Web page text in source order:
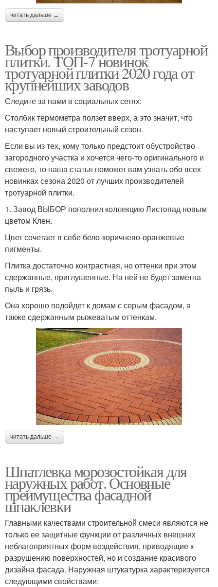
читать дальше →
Выбор производителя тротуарной
плитки. ТОП-7 новинок
тротуарной плитки 2020 года от
крупнейших заводов
Следите за нами в социальных сетях:
Столбик термометра ползет вверх, а это значит, что
наступает новый строительный сезон.
Если вы из тех, кому только предстоит обустройство
загородного участка и хочется чего-то оригинального и
свежего, то наша статья поможет вам узнать обо всех
новинках сезона 2020 от лучших производителей
тротуарной плитки.
1. Завод ВЫБОР пополнил коллекцию Листопад новым
цветом Клен.
Цвет сочетает в себе бело-коричнево-оранжевые
пигменты.
Плитка достаточно контрастная, но оттенки при этом
сдержанные, приглушенные. На ней не будет заметна
пыль и грязь.
Она хорошо подойдет к домам с серым фасадом, а
также сдержанным рыжеватым оттенкам.
читать дальше →
Шпатлевка морозостойкая для
наружных работ. Основные
преимущества фасадной
шпаклевки
Главными качествами строительной смеси являются не
только ее защитные функции от различных внешних
неблагоприятных форм воздействия, приводящие к
разрушению поверхностей, но и создание красивого
дизайна фасада. Наружная штукатурка характеризуется
следующими свойствами: